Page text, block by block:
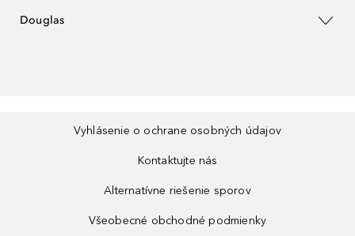
Douglas
Vyhlásenie o ochrane osobných údajov
Kontaktujte nás
Alternatívne riešenie sporov
Všeobecné obchodné podmienky